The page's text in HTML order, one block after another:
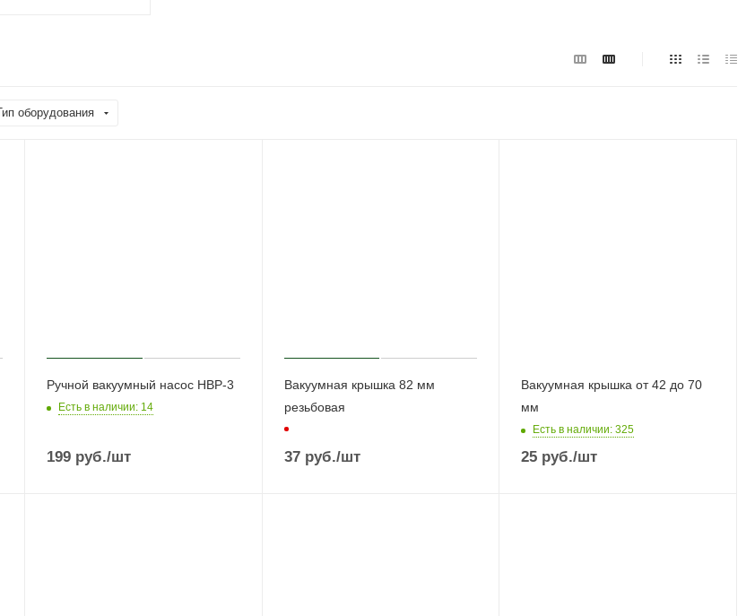
оборудования
Ручной вакуумный насос НВР-3
Есть в наличии: 14
199руб./шт
Вакуумная крышка 82 мм
резьбовая
37руб./шт
Вакуумная крышка от 42 до 70
мм
Есть в наличии: 325
25 руб./шт